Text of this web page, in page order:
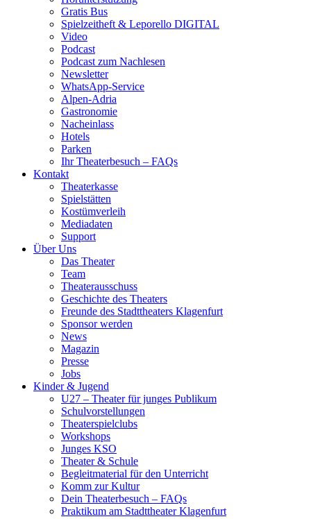
Gratis Bus
Spielzeitheft & Leporello DIGITAL
Video
Podcast
Podcast zum Nachlesen
Newsletter
WhatsApp-Service
Alpen-Adria
Gastronomie
Nacheinlass
Hotels
Parken
Ihr Theaterbesuch – FAQs
Kontakt
Theaterkasse
Spielstätten
Kostümverleih
Mediadaten
Support
Über Uns
Das Theater
Team
Theaterausschuss
Geschichte des Theaters
Freunde des Stadttheaters Klagenfurt
Sponsor werden
News
Magazin
Presse
Jobs
Kinder & Jugend
U27 – Theater für junges Publikum
Schulvorstellungen
Theaterspielclubs
Workshops
Junges KSO
Theater & Schule
Begleitmaterial für den Unterricht
Komm zur Kultur
Dein Theaterbesuch – FAQs
Praktikum am Stadttheater Klagenfurt